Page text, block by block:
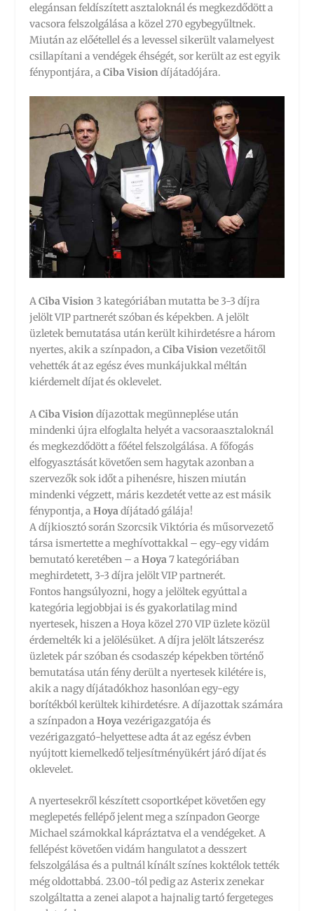
elegánsan feldíszített asztaloknál és megkezdődött a
vacsora felszolgálása a közel 270 egybegyűltnek.
Miután az előétellel és a levessel sikerült valamelyest
csillapítani a vendégek éhségét, sor került az est egyik
fénypontjára, aCiba Visiondíjátadójára.
ACiba Vision 3 kategóriában mutatta be 3-3 díjra
jelölt VIP partnerét szóban és képekben. A jelölt
üzletek bemutatása után került kihirdetésre a három
nyertes, akik a színpadon, aCiba Visionvezetőitől
vehették át az egész éves munkájukkal méltán
kiérdemelt díjat és oklevelet.
ACiba Visiondíjazottak megünneplése után
mindenki újra elfoglalta helyét a vacsoraasztaloknál
és megkezdődött a főétel felszolgálása. A főfogás
elfogyasztását követően sem hagytak azonban a
szervezők sok időt a pihenésre, hiszen miután
mindenki végzett, máris kezdetét vette az est másik
fénypontja, aHoyadíjátadó gálája!
A díjkiosztó során Szorcsik Viktória és műsorvezető
társa ismertette a meghívottakkal – egy-egy vidám
bemutató keretében – aHoya7 kategóriában
meghirdetett, 3-3 díjra jelölt VIP partnerét.
Fontos hangsúlyozni, hogy a jelöltek egyúttal a
kategória legjobbjai is és gyakorlatilag mind
nyertesek, hiszen a Hoya közel 270 VIP üzlete közül
érdemelték ki a jelölésüket. A díjra jelölt látszerész
üzletek pár szóban és csodaszép képekben történő
bemutatása után fény derült a nyertesek kilétére is,
akik a nagy díjátadókhoz hasonlóan egy-egy
borítékból kerültek kihirdetésre. A díjazottak számára
a színpadon aHoyavezérigazgatója és
vezérigazgató-helyettese adta át az egész évben
nyújtott kiemelkedő teljesítményükért járó díjat és
oklevelet.
A nyertesekről készített csoportképet követően egy
meglepetés fellépő jelent meg a színpadon George
Michael számokkal kápráztatva el a vendégeket. A
fellépést követően vidám hangulatot a desszert
felszolgálása és a pultnál kínált színes koktélok tették
még oldottabbá. 23.00-tól pedig az Asterix zenekar
szolgáltatta a zenei alapot a hajnalig tartó fergeteges